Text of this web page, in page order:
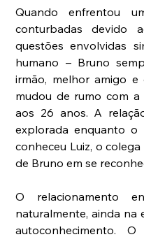
Quando enfrentou
conturbadas devido
questões envolvidas
humano – Bruno
irmão, melhor amigo e
mudou de rumo com
aos 26 anos. A
explorada enquanto o
conheceu Luiz, o
de Bruno em se
O relacionamento
naturalmente, ainda na
autoconhecimento.